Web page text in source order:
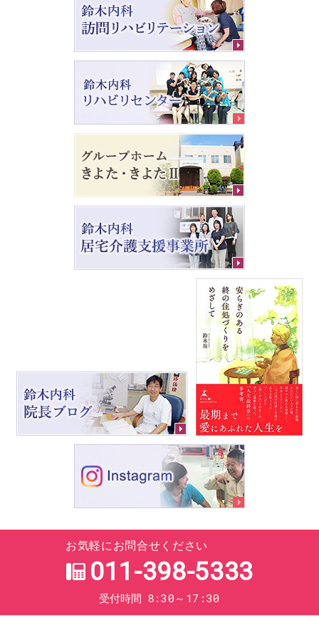
お気軽にお問合せください
011-398-5333
受付時間 8:30～17:30